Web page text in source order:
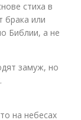
стиха в
брака или
Библии, а не
замуж, но
на небесах